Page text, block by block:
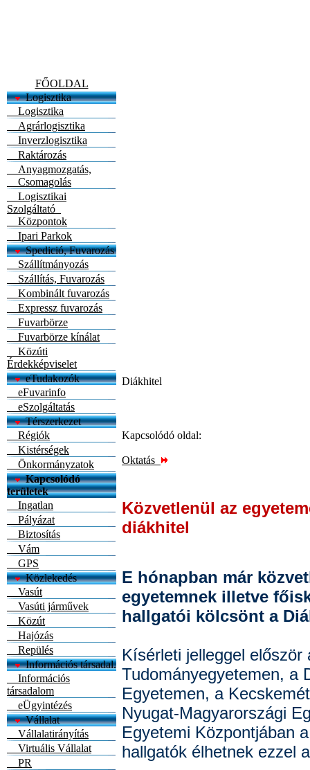
FŐOLDAL
Logisztika
Logisztika
Agrárlogisztika
Inverzlogisztika
Raktározás
Anyagmozgatás,
Csomagolás
Logisztikai
Szolgáltató
Központok
Ipari Parkok
Spedició, Fuvarozás
Szállítmányozás
Szállítás, Fuvarozás
Kombinált fuvarozás
Expressz fuvarozás
Fuvarbörze
Fuvarbörze kínálat
Közúti
Érdekképviselet
eTudakozók
eFuvarinfo
eSzolgáltatás
Térszerkezet
Régiók
Kistérségek
Önkormányzatok
Kapcsolódó
területek
Ingatlan
Pályázat
Biztosítás
Vám
GPS
Közlekedés
Vasút
Vasúti járművek
Közút
Hajózás
Repülés
Információs társadal.
Információs
társadalom
eÜgyintézés
Vállalat
Vállalatirányítás
Virtuális Vállalat
PR
Diákhitel
Kapcsolódó oldal:
Oktatás
Közvetlenül az
diákhitel
E hónapban már
egyetemnek illetve
hallgatói kölcsönt a
Kísérleti jelleggel először
Tudományegyetemen, a
Egyetemen, a
Nyugat-Magyarországi
Egyetemi Központjában
hallgatók élhetnek ezzel